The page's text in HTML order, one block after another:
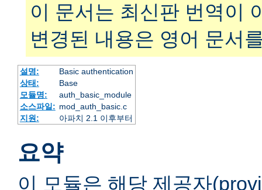
이 문서는 최신판 번역이
변경된 내용은 영어 문서
설명:
Basic authentication
상태:
Base
모듈명:
auth_basic_module
소스파일: mod_auth_basic.c
지원:
아파치 2.1 이후부터
요약
이 모듈은 해당 제공자